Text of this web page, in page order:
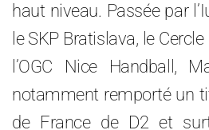
haut niveau. Passée par
le SKP Bratislava, le
l’OGC Nice Handball,
notamment remporté un
de France de D2 et